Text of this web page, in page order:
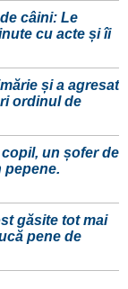
câini: Le
cu acte și îi
și a agresat
ordinul de
un șofer de
pepene.
găsite tot mai
pene de